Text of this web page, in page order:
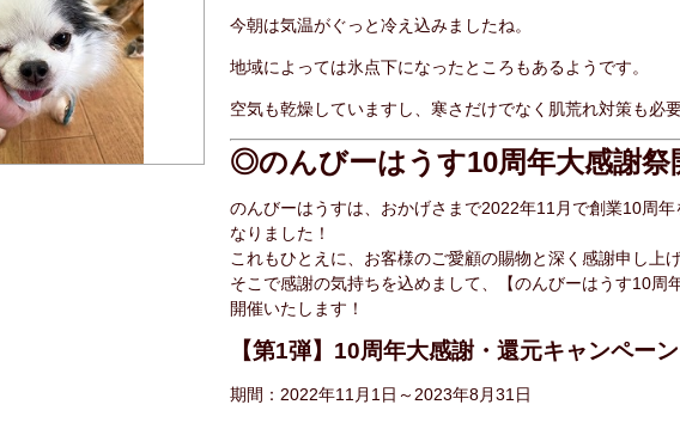
今朝は気温がぐっと冷え込みましたね。
地域によっては氷点下になったところもあるようです。
空気も乾燥していますし、寒さだけでなく肌荒れ対策も必要
◎のんびーはうす10周年大感謝祭
のんびーはうすは、おかげさまで2022年11月で創業10周年
なりました！
これもひとえに、お客様のご愛顧の賜物と深く感謝申し上げ
そこで感謝の気持ちを込めまして、【のんびーはうす10周
開催いたします！
【第1弾】10周年大感謝・還元キャンペーン
期間：2022年11月1日～2023年8月31日